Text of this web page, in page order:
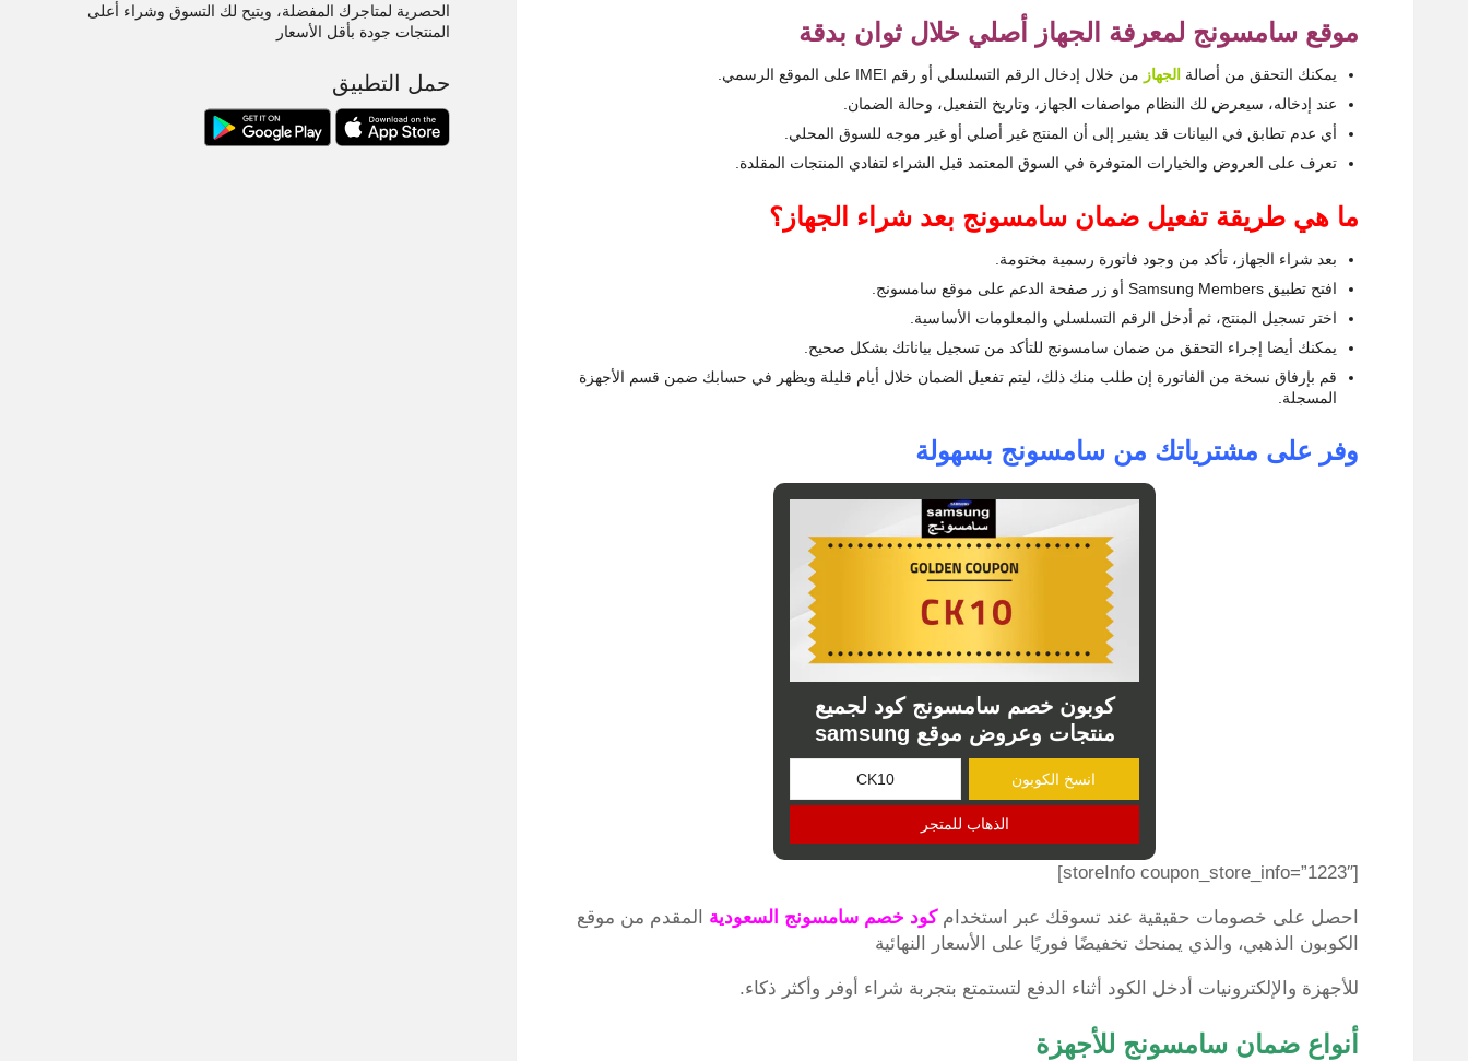
موقع سامسونج لمعرفة الجهاز أصلي خلال ثوان بدقة
يمكنك التحقق من أصالة الجهاز من خلال إدخال الرقم التسلسلي أو رقم IMEI على الموقع الرسمي.
عند إدخاله، سيعرض لك النظام مواصفات الجهاز، وتاريخ التفعيل، وحالة الضمان.
أي عدم تطابق في البيانات قد يشير إلى أن المنتج غير أصلي أو غير موجه للسوق المحلي.
تعرف على العروض والخيارات المتوفرة في السوق المعتمد قبل الشراء لتفادي المنتجات المقلدة.
ما هي طريقة تفعيل ضمان سامسونج بعد شراء الجهاز؟
بعد شراء الجهاز، تأكد من وجود فاتورة رسمية مختومة.
افتح تطبيق Samsung Members أو زر صفحة الدعم على موقع سامسونج.
اختر تسجيل المنتج، ثم أدخل الرقم التسلسلي والمعلومات الأساسية.
يمكنك أيضا إجراء التحقق من ضمان سامسونج للتأكد من تسجيل بياناتك بشكل صحيح.
قم بإرفاق نسخة من الفاتورة إن طلب منك ذلك، ليتم تفعيل الضمان خلال أيام قليلة ويظهر في حسابك ضمن قسم الأجهزة
المسجلة.
وفر على مشترياتك من سامسونج بسهولة
كوبون خصم سامسونج كود لجميع
منتجات وعروض موقع samsung
انسخ الكوبون
الذهاب للمتجر
[storeInfo coupon_store_info=”1223″]
احصل على خصومات حقيقية عند تسوقك عبر استخدامكود خصم سامسونج السعودية المقدم من موقع
الكوبون الذهبي، والذي يمنحك تخفيضًا فوريًا على الأسعار النهائية
للأجهزة والإلكترونيات أدخل الكود أثناء الدفع لتستمتع بتجربة شراء أوفر وأكثر ذكاء.
أنواع ضمان سامسونج للأجهزة
الحصرية لمتاجرك المفضلة، ويتيح لك التسوق وشراء أعلى
المنتجات جودة بأقل الأسعار
حمل التطبيق